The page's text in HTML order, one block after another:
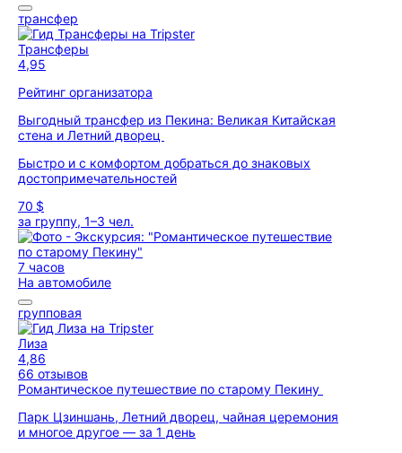
трансфер
Трансферы
4,95
Рейтинг организатора
Выгодный трансфер из Пекина: Великая Китайская
стена и Летний дворец
Быстро и с комфортом добраться до знаковых
достопримечательностей
70 $
за группу, 1–3 чел.
7 часов
На автомобиле
групповая
Лиза
4,86
66 отзывов
Романтическое путешествие по старому Пекину
Парк Цзиншань, Летний дворец, чайная церемония
и многое другое — за 1 день